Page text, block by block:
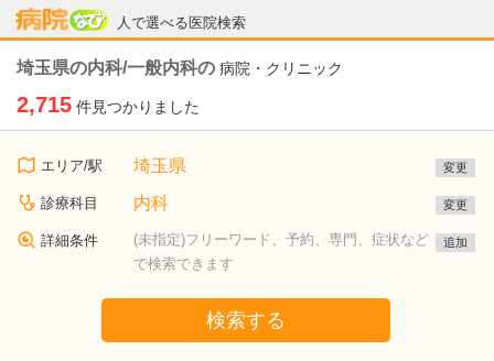
人で選べる医院検索
病院なび
埼玉県の内科/一般内科の 病院・クリニック
2,715 件見つかりました
エリア/駅 埼玉県 変更
診療科目 内科 変更
詳細条件
(未指定)フリーワード、予約、専門、症状など
で検索できます
追加
検索する